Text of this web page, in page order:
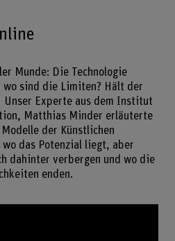
Munde: Die Technologie
sind die Limiten? Hält der
Experte aus dem Institut
Matthias Minder erläuterte
der Künstlichen
das Potenzial liegt, aber
dahinter verbergen und wo die
enden.